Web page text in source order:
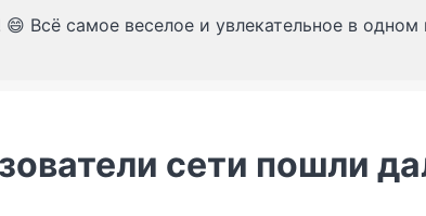
😄 Всё самое веселое и увлекательное в
сети пошли